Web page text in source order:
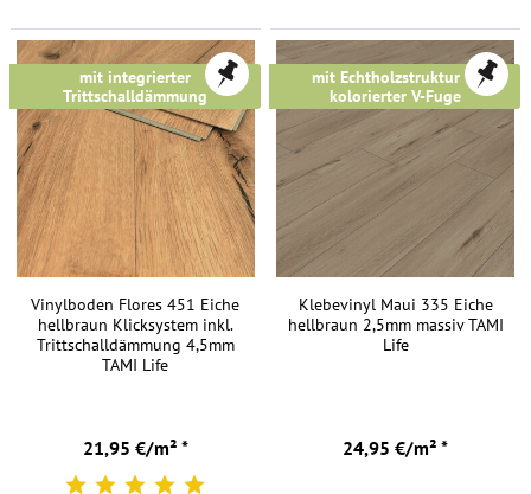
Dekor
der
versprühen
ein
gemütliches
Wohnambiente
und
lassen
mit
jedem
Einrichtungsstil
mit integrierter
Trittschalldämmung
Vinylboden Flores 451 Eiche
hellbraun Klicksystem inkl.
Trittschalldämmung 4,5mm
TAMI Life
21,95 €/m² *
mit Echtholzstruktur &
kolorierter V-Fuge
Klebevinyl Maui 335 Eiche
hellbraun 2,5mm massiv TAMI
Life
24,95 €/m² *